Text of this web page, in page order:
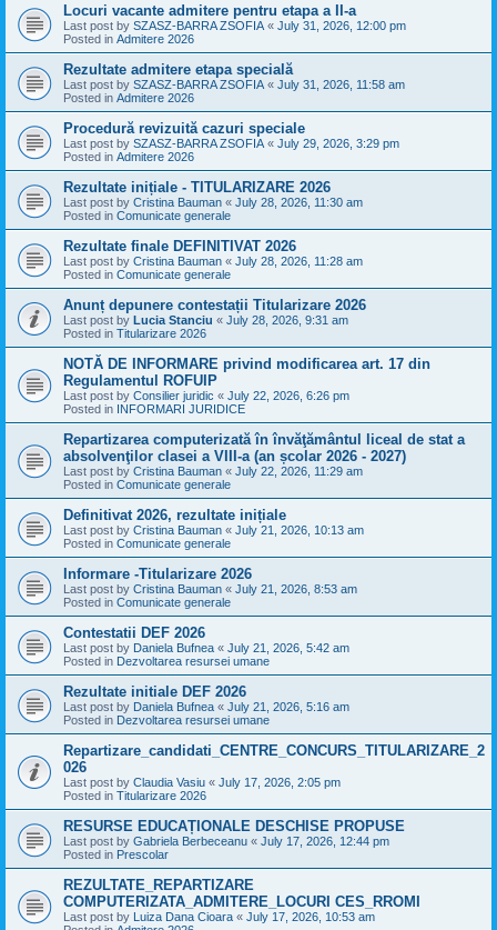
Locuri vacante admitere pentru etapa a II-a
Last post by SZASZ-BARRA ZSOFIA « July 31, 2026, 12:00 pm
Posted in Admitere 2026
Rezultate admitere etapa specială
Last post by SZASZ-BARRA ZSOFIA « July 31, 2026, 11:58 am
Posted in Admitere 2026
Procedură revizuită cazuri speciale
Last post by SZASZ-BARRA ZSOFIA « July 29, 2026, 3:29 pm
Posted in Admitere 2026
Rezultate inițiale - TITULARIZARE 2026
Last post by Cristina Bauman « July 28, 2026, 11:30 am
Posted in Comunicate generale
Rezultate finale DEFINITIVAT 2026
Last post by Cristina Bauman « July 28, 2026, 11:28 am
Posted in Comunicate generale
Anunț depunere contestații Titularizare 2026
Last post by Lucia Stanciu « July 28, 2026, 9:31 am
Posted in Titularizare 2026
NOTĂ DE INFORMARE privind modificarea art. 17 din
Regulamentul ROFUIP
Last post by Consilier juridic « July 22, 2026, 6:26 pm
Posted in INFORMARI JURIDICE
Repartizarea computerizată în învăţământul liceal de stat a
absolvenţilor clasei a VIII-a (an școlar 2026 - 2027)
Last post by Cristina Bauman « July 22, 2026, 11:29 am
Posted in Comunicate generale
Definitivat 2026, rezultate inițiale
Last post by Cristina Bauman « July 21, 2026, 10:13 am
Posted in Comunicate generale
Informare -Titularizare 2026
Last post by Cristina Bauman « July 21, 2026, 8:53 am
Posted in Comunicate generale
Contestatii DEF 2026
Last post by Daniela Bufnea « July 21, 2026, 5:42 am
Posted in Dezvoltarea resursei umane
Rezultate initiale DEF 2026
Last post by Daniela Bufnea « July 21, 2026, 5:16 am
Posted in Dezvoltarea resursei umane
Repartizare_candidati_CENTRE_CONCURS_TITULARIZARE_2
026
Last post by Claudia Vasiu « July 17, 2026, 2:05 pm
Posted in Titularizare 2026
RESURSE EDUCAȚIONALE DESCHISE PROPUSE
Last post by Gabriela Berbeceanu « July 17, 2026, 12:44 pm
Posted in Prescolar
REZULTATE_REPARTIZARE
COMPUTERIZATA_ADMITERE_LOCURI CES_RROMI
Last post by Luiza Dana Cioara « July 17, 2026, 10:53 am